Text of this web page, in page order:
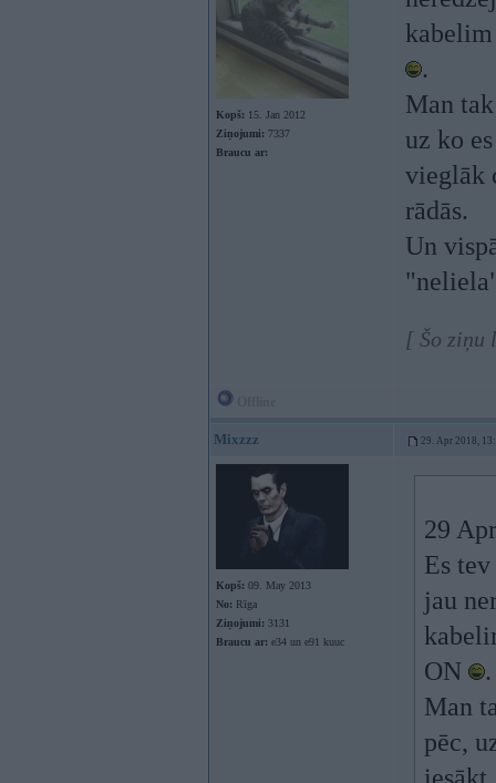
Kopš: 15. Jan 2012
Ziņojumi: 7337
Braucu ar:
.
Man
uz ko
vieglāk
rādās.
Un
[ Šo ziņu
Mixzzz 29. Apr 2018,
Kopš: 09. May 2013
No: Rīga
Ziņojumi: 3131
Braucu ar: e34 un e91 kuuc
29
Es
jau
ON
.
Man
pēc,